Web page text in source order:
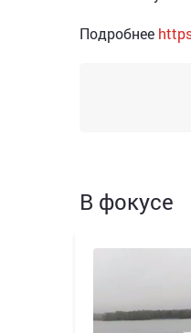
Подробнее
В фокусе